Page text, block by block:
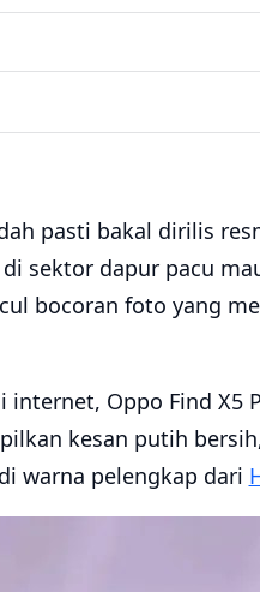
pasti bakal dirilis
sektor dapur pacu
bocoran foto yang
Oppo Find X5
kesan putih
warna pelengkap dari